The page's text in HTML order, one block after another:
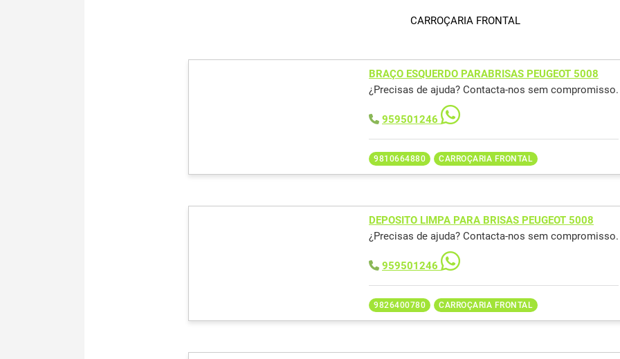
CARROÇARIA FRONTAL
BRAÇO ESQUERDO PARABRISAS PEUGEOT 5008
¿Precisas de ajuda? Contacta-nos sem compromisso.
959501246
9810664880 CARROÇARIA FRONTAL
DEPOSITO LIMPA PARA BRISAS PEUGEOT 5008
¿Precisas de ajuda? Contacta-nos sem compromisso.
959501246
9826400780 CARROÇARIA FRONTAL